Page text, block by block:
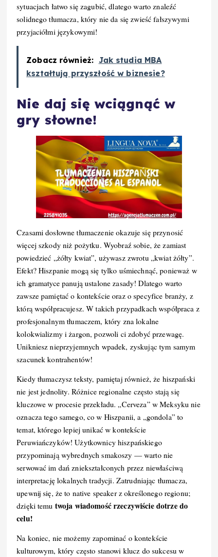
sytuacjach łatwo się zagubić, dlatego warto znaleźć
solidnego tłumacza, który nie da się zwieść fałszywymi
przyjaciółmi językowymi!
Zobacz również: Jak studia MBA
kształtują przyszłość w biznesie?
Nie daj się wciągnąć w
gry słowne!
Czasami dosłowne tłumaczenie okazuje się przynosić
więcej szkody niż pożytku. Wyobraź sobie, że zamiast
powiedzieć „żółty kwiat”, używasz zwrotu „kwiat żółty”.
Efekt? Hiszpanie mogą się tylko uśmiechnąć, ponieważ w
ich gramatyce panują ustalone zasady! Dlatego warto
zawsze pamiętać o kontekście oraz o specyfice branży, z
którą współpracujesz. W takich przypadkach współpraca z
profesjonalnym tłumaczem, który zna lokalne
kolokwializmy i żargon, pozwoli ci zdobyć przewagę.
Unikniesz nieprzyjemnych wpadek, zyskując tym samym
szacunek kontrahentów!
Kiedy tłumaczysz teksty, pamiętaj również, że hiszpański
nie jest jednolity. Różnice regionalne często stają się
kluczowe w procesie przekładu. „Cerveza” w Meksyku nie
oznacza tego samego, co w Hiszpanii, a „gondola” to
temat, którego lepiej unikać w kontekście
Peruwiańczyków! Użytkownicy hiszpańskiego
przypominają wybrednych smakoszy — warto nie
serwować im dań zniekształconych przez niewłaściwą
interpretację lokalnych tradycji. Zatrudniając tłumacza,
upewnij się, że to native speaker z określonego regionu;
dzięki temu twoja wiadomość rzeczywiście dotrze do
celu!
Na koniec, nie możemy zapominać o kontekście
kulturowym, który często stanowi klucz do sukcesu w